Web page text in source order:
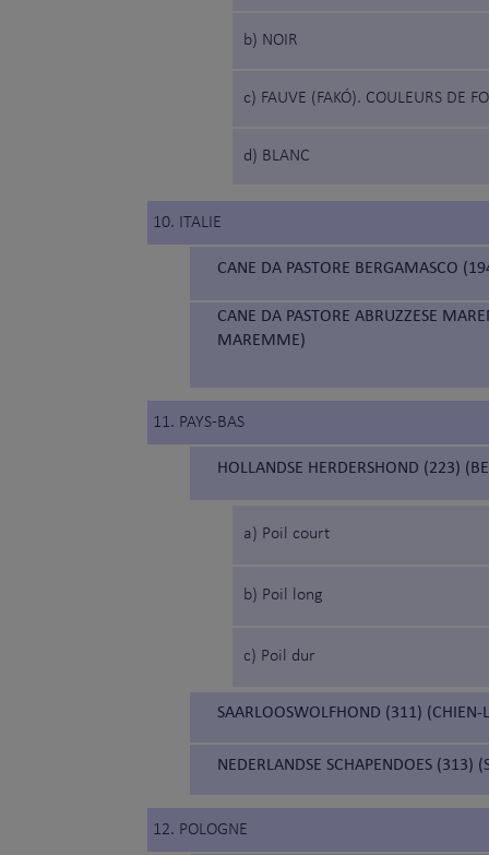
b) NOIR
c) FAUVE (FAKÓ). COULEURS DE
d) BLANC
10. ITALIE
CANE DA PASTORE BERGAMASCO
CANE DA PASTORE ABRUZZESE
MAREMME)
11. PAYS-BAS
HOLLANDSE HERDERSHOND (223)
a) Poil court
b) Poil long
c) Poil dur
SAARLOOSWOLFHOND (311) (CHIEN-
NEDERLANDSE SCHAPENDOES (313)
12. POLOGNE